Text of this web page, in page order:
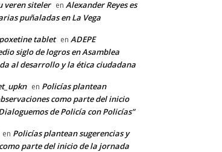
veren siteler en Alexander Reyes es
puñaladas en La Vega
tablet en ADEPE
siglo de logros en Asamblea
al desarrollo y la ética ciudadana
en Policías plantean
como parte del inicio
de Policía con Policías”
en Policías plantean sugerencias y
parte del inicio de la jornada